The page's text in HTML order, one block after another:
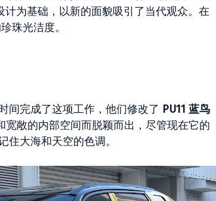
为基础，以新的面貌吸引了当代观众。在
珠光洁度。
间完成了这项工作，他们修改了 PU11 蓝鸟
敞的内部空间而脱颖而出，尽管现在它的
住大海和天空的色调。